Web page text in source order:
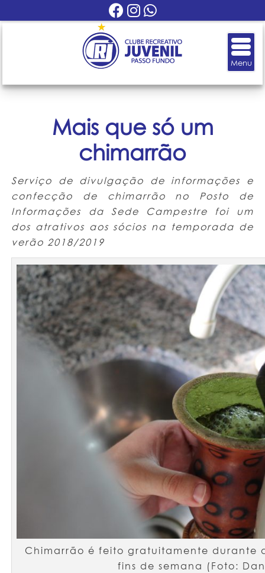
Mais que só um
chimarrão
Serviço de divulgação de informações e
confecção de chimarrão no Posto de
Informações da Sede Campestre foi um
dos atrativos aos sócios na temporada de
verão 2018/2019
Chimarrão é feito gratuitamente durante
fins de semana (Foto: